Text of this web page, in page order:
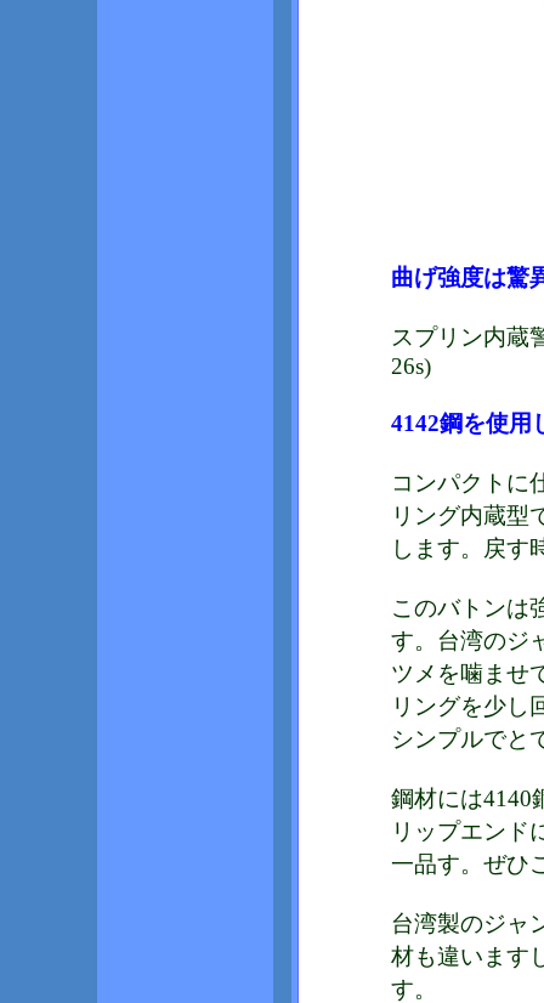
曲げ強度は驚
スプリン内蔵
26s)
4142鋼を使用
コンパクトに
リング内蔵型
します。戻す
このバトンは
す。台湾のジ
ツメを噛ませ
リングを少し
シンプルでと
鋼材には4140
リップエンド
一品す。ぜひ
台湾製のジャ
材も違います
す。